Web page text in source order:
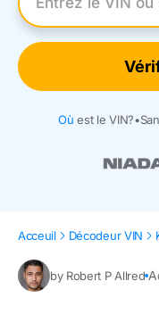
Entrez le numéro
Où est le VIN?•
Acceuil Décodeur VIN
by Robert P Allred